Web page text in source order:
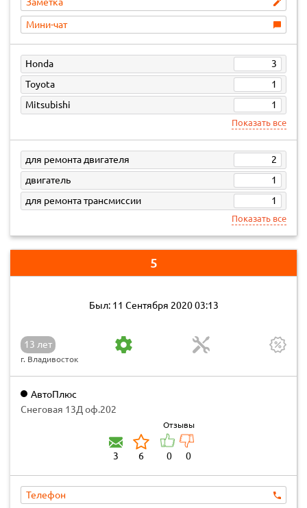
Мини-чат
Honda
3
Toyota
1
Mitsubishi
1
Показать все
для ремонта двигателя
2
двигатель
1
для ремонта трансмиссии
1
Показать все
5
Был: 11 Сентября 2020 03:13
13 лет
г. Владивосток
АвтоПлюс
Снеговая 13Д оф.202
3 6
Отзывы
0 0
Телефон